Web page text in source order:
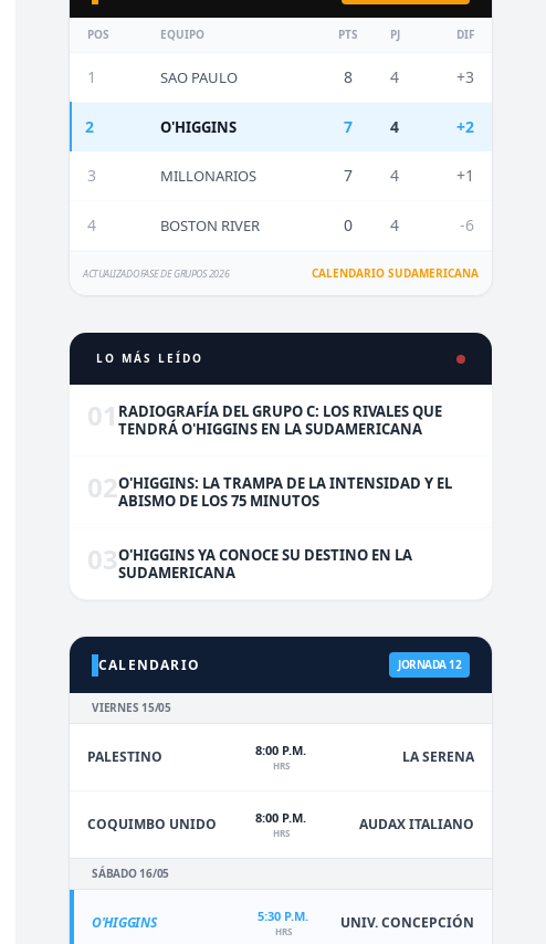
POS EQUIPO PTS PJ DIF
1 SAO PAULO 8 4 +3
2 O'HIGGINS 7 4 +2
3 MILLONARIOS 7 4 +1
4 BOSTON RIVER 0 4 -6
ACTUALIZADO FASE DE GRUPOS 2026 CALENDARIO SUDAMERICANA
LO MÁS LEÍDO
01 RADIOGRAFÍA DEL GRUPO C: LOS RIVALES QUE
TENDRÁ O'HIGGINS EN LA SUDAMERICANA
02O'HIGGINS: LA TRAMPA DE LA INTENSIDAD Y EL
ABISMO DE LOS 75 MINUTOS
03O'HIGGINS YA CONOCE SU DESTINO EN LA
SUDAMERICANA
CALENDARIO JORNADA 12
VIERNES 15/05
PALESTINO 8:00 P.M.
HRS LA SERENA
COQUIMBO UNIDO 8:00 P.M.
HRS AUDAX ITALIANO
SÁBADO 16/05
O'HIGGINS 5:30 P.M.
HRS UNIV. CONCEPCIÓN